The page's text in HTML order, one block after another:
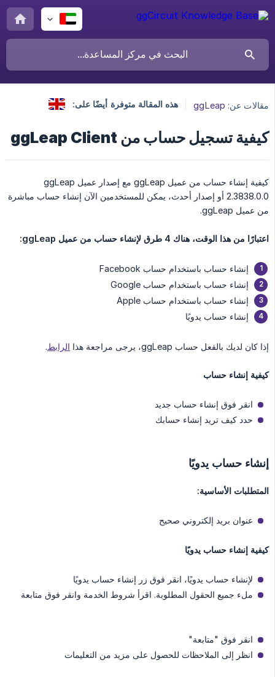
مقالات عن: ggLeap هذه المقالة متوفرة أيضًا على:
كيفية تسجيل حساب من ggLeap Client
كيفية إنشاء حساب من عميل ggLeap مع إصدار عميل ggLeap
2.3838.0.0 أو إصدار أحدث، يمكن للمستخدمين الآن إنشاء حساب مباشرة
من عميل ggLeap.
اعتبارًا من هذا الوقت، هناك 4 طرق لإنشاء حساب من عميل ggLeap:
إنشاء حساب باستخدام حساب Facebook
إنشاء حساب باستخدام حساب Google
إنشاء حساب باستخدام حساب Apple
إنشاء حساب يدويًا
إذا كان لديك بالفعل حساب ggLeap، يرجى مراجعة هذا الرابط.
كيفية إنشاء حساب
انقر فوق إنشاء حساب جديد
حدد كيف تريد إنشاء حسابك
إنشاء حساب يدويًا
المتطلبات الأساسية:
عنوان بريد إلكتروني صحيح
كيفية إنشاء حساب يدويًا
لإنشاء حساب يدويًا، انقر فوق زر إنشاء حساب يدويًا
ملء جميع الحقول المطلوبة. اقرأ شروط الخدمة وانقر فوق متابعة
انقر فوق "متابعة"
انظر إلى الملاحظات للحصول على مزيد من التعليمات